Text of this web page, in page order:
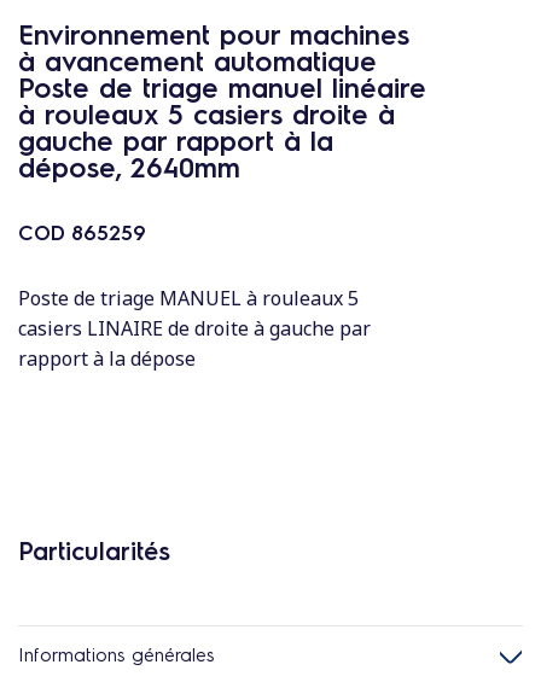
Environnement pour machines
à avancement automatique
Poste de triage manuel linéaire
à rouleaux 5 casiers droite à
gauche par rapport à la
dépose, 2640mm
COD 865259
Poste de triage MANUEL à rouleaux 5
casiers LINAIRE de droite à gauche par
rapport à la dépose
Particularités
Informations générales